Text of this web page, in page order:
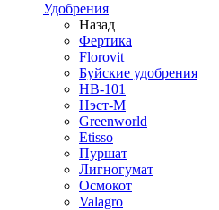
Удобрения
Назад
Фертика
Florovit
Буйские удобрения
HB-101
Нэст-М
Greenworld
Etisso
Пуршат
Лигногумат
Осмокот
Valagro